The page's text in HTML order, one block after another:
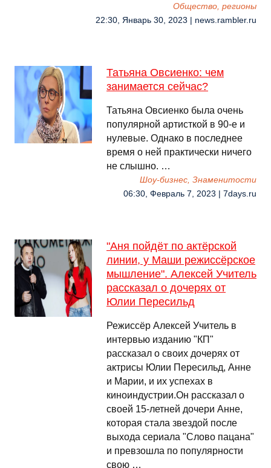
Общество, регионы
22:30, Январь 30, 2023 | news.rambler.ru
Татьяна Овсиенко: чем
занимается сейчас?
Татьяна Овсиенко была очень
популярной артисткой в 90-е и
нулевые. Однако в последнее
время о ней практически ничего
не слышно. …
Шоу-бизнес, Знаменитости
06:30, Февраль 7, 2023 | 7days.ru
"Аня пойдёт по актёрской
линии, у Маши режиссёрское
мышление". Алексей Учитель
рассказал о дочерях от
Юлии Пересильд
Режиссёр Алексей Учитель в
интервью изданию "КП"
рассказал о своих дочерях от
актрисы Юлии Пересильд, Анне
и Марии, и их успехах в
киноиндустрии.Он рассказал о
своей 15-летней дочери Анне,
которая стала звездой после
выхода сериала "Слово пацана"
и превзошла по популярности
свою …